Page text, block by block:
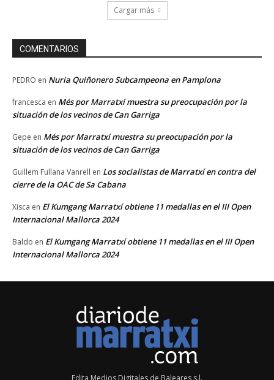
Cargar más
COMENTARIOS
PEDRO en Nuria Quiñonero Subcampeona en Pamplona
francesca en Més por Marratxí muestra su preocupación por la
situación de los vecinos de Can Garriga
Gepe en Més por Marratxí muestra su preocupación por la
situación de los vecinos de Can Garriga
Guillem Fullana Vanrell en Los socialistas de Marratxí en contra del
cierre de la OAC de Sa Cabana
Xisca en El Kumgang Marratxí obtiene 11 medallas en el III Open
Internacional Mallorca 2024
Baldo en El Kumgang Marratxí obtiene 11 medallas en el III Open
Internacional Mallorca 2024